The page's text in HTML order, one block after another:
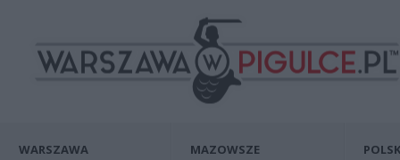
WARSZAWA MAZOWSZE